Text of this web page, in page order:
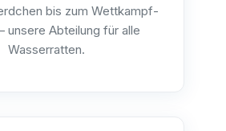
bis zum Wettkampf-
unsere Abteilung für alle
Wasserratten.